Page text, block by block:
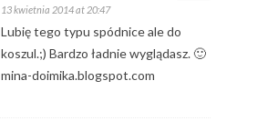
13 kwietnia 2014 at 20:47
Lubię tego typu spódnice ale do
koszul.;) Bardzo ładnie wyglądasz. 🙂
mina-doimika.blogspot.com